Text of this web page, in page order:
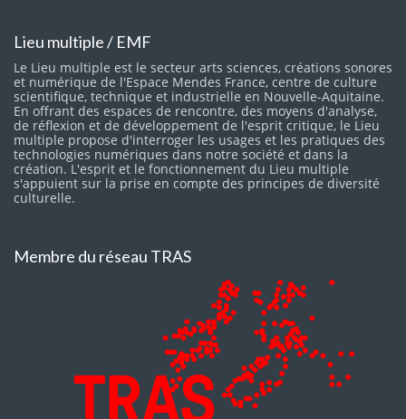
Lieu multiple / EMF
Le Lieu multiple est le secteur arts sciences, créations sonores
et numérique de l'Espace Mendes France, centre de culture
scientifique, technique et industrielle en Nouvelle-Aquitaine.
En offrant des espaces de rencontre, des moyens d'analyse,
de réflexion et de développement de l'esprit critique, le Lieu
multiple propose d'interroger les usages et les pratiques des
technologies numériques dans notre société et dans la
création. L'esprit et le fonctionnement du Lieu multiple
s'appuient sur la prise en compte des principes de diversité
culturelle.
Membre du réseau TRAS